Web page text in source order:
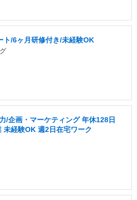
ト/6ヶ月研修付き/未経験OK
/企画・マーケティング 年休128日
未経験OK 週2日在宅ワーク